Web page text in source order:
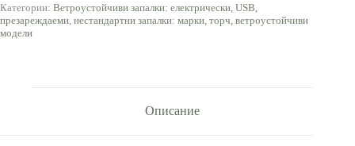
Категории: Ветроустойчиви запалки: електрически, USB,
презареждаеми нестандартни запалки: марки, торч, ветроустойчиви
модели
Описание